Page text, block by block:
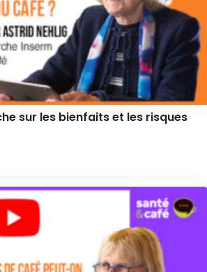
sur les bienfaits et les risques